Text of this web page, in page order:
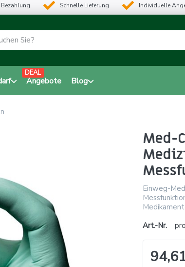
Bezahlung Schnelle Lieferung Individuelle
Angebote
DEAL
Blog
Med-
Einweg-
Art.-Nr.